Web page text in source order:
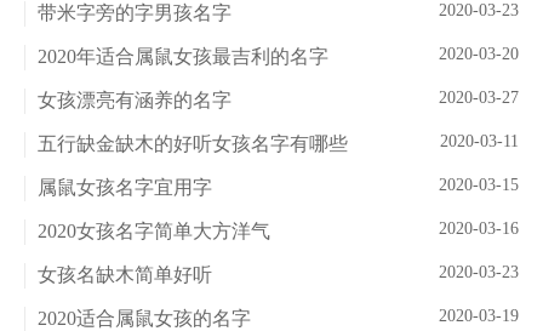
2020-03-23
带米字旁的字男孩名字
2020-03-20
2020年适合属鼠女孩最吉利的名字
2020-03-27
女孩漂亮有涵养的名字
2020-03-11
五行缺金缺木的好听女孩名字有哪些
2020-03-15
属鼠女孩名字宜用字
2020-03-16
2020女孩名字简单大方洋气
2020-03-23
女孩名缺木简单好听
2020-03-19
2020适合属鼠女孩的名字